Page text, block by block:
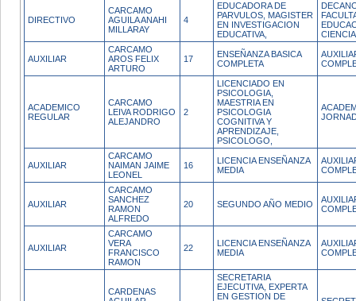
DIRECTIVO
CARCAMO
AGUILA ANAHI
MILLARAY
4
EDUCADORA DE
PARVULOS, MAGISTER
EN INVESTIGACION
EDUCATIVA,
AUXILIAR
CARCAMO
AROS FELIX
ARTURO
17
ENSEÑANZA BASICA
COMPLETA
ACADEMICO
REGULAR
CARCAMO
LEIVA RODRIGO
ALEJANDRO
2
LICENCIADO EN
PSICOLOGIA,
MAESTRIA EN
PSICOLOGIA
COGNITIVA Y
APRENDIZAJE,
PSICOLOGO,
AUXILIAR
CARCAMO
NAIMAN JAIME
LEONEL
16
LICENCIA ENSEÑANZA
MEDIA
AUXILIAR
CARCAMO
SANCHEZ
RAMON
ALFREDO
20 SEGUNDO AÑO MEDIO
AUXILIAR
CARCAMO
VERA
FRANCISCO
RAMON
22
LICENCIA ENSEÑANZA
MEDIA
CARDENAS
SECRETARIA
EJECUTIVA, EXPERTA
EN GESTION DE